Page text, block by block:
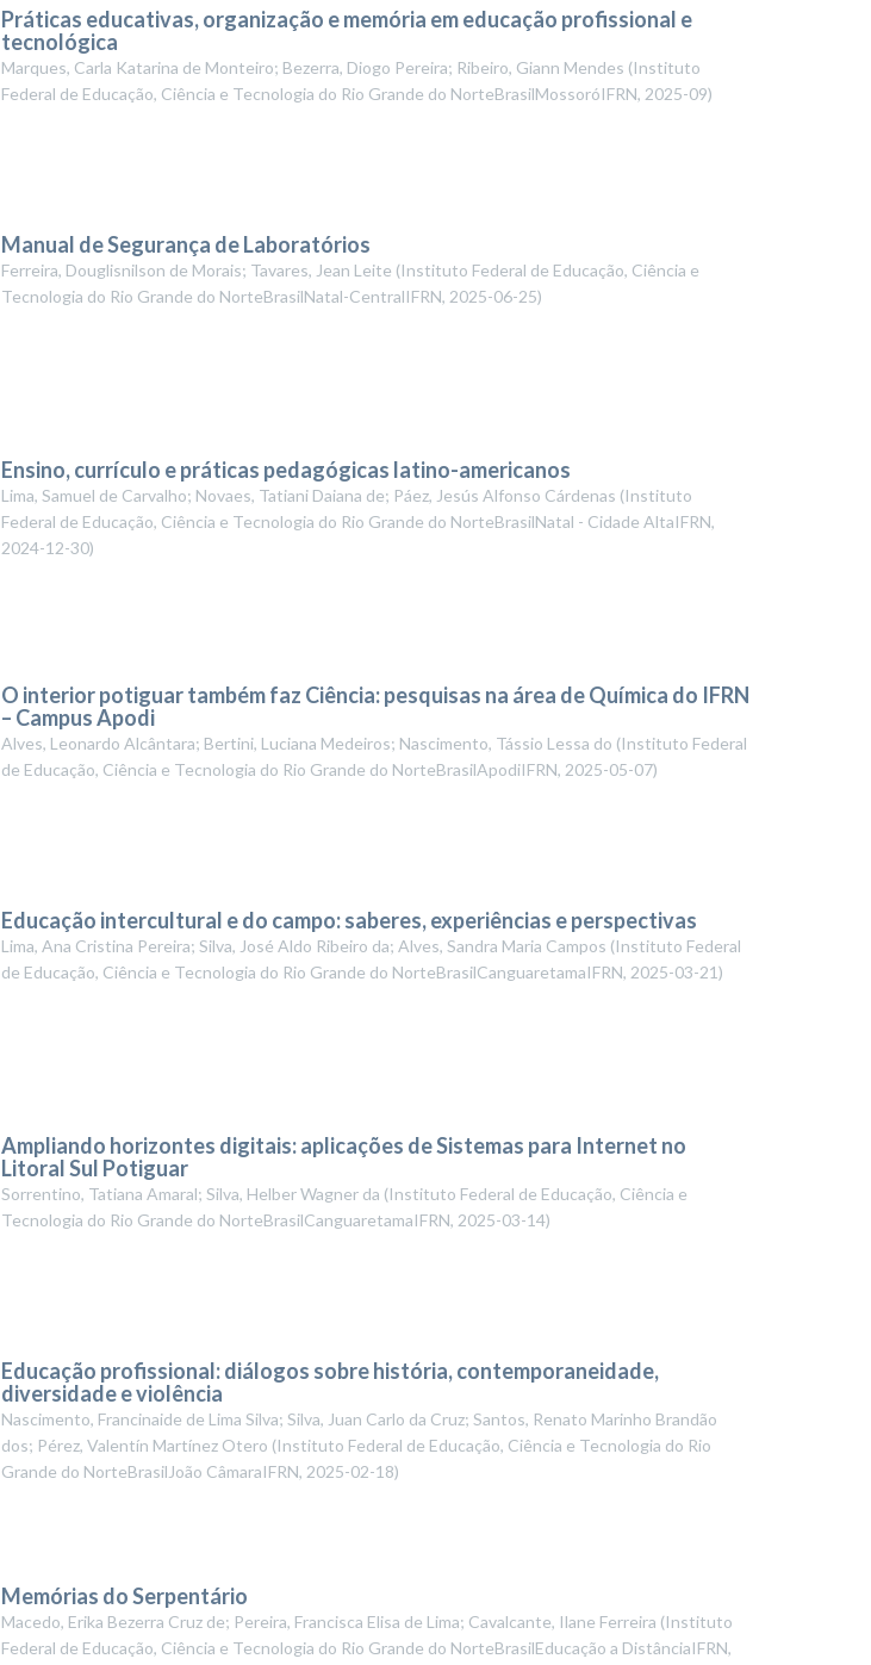
Práticas educativas, organização e memória em educação profissional e
tecnológica
Marques, Carla Katarina de Monteiro; Bezerra, Diogo Pereira; Ribeiro, Giann Mendes (Instituto
Federal de Educação, Ciência e Tecnologia do Rio Grande do NorteBrasilMossoróIFRN, 2025-09)
Manual de Segurança de Laboratórios
Ferreira, Douglisnilson de Morais; Tavares, Jean Leite (Instituto Federal de Educação, Ciência e
Tecnologia do Rio Grande do NorteBrasilNatal-CentralIFRN, 2025-06-25)
Ensino, currículo e práticas pedagógicas latino-americanos
Lima, Samuel de Carvalho; Novaes, Tatiani Daiana de; Páez, Jesús Alfonso Cárdenas (Instituto
Federal de Educação, Ciência e Tecnologia do Rio Grande do NorteBrasilNatal - Cidade AltaIFRN,
2024-12-30)
O interior potiguar também faz Ciência: pesquisas na área de Química do IFRN
– Campus Apodi
Alves, Leonardo Alcântara; Bertini, Luciana Medeiros; Nascimento, Tássio Lessa do (Instituto Federal
de Educação, Ciência e Tecnologia do Rio Grande do NorteBrasilApodiIFRN, 2025-05-07)
Educação intercultural e do campo: saberes, experiências e perspectivas
Lima, Ana Cristina Pereira; Silva, José Aldo Ribeiro da; Alves, Sandra Maria Campos (Instituto Federal
de Educação, Ciência e Tecnologia do Rio Grande do NorteBrasilCanguaretamaIFRN, 2025-03-21)
Ampliando horizontes digitais: aplicações de Sistemas para Internet no
Litoral Sul Potiguar
Sorrentino, Tatiana Amaral; Silva, Helber Wagner da (Instituto Federal de Educação, Ciência e
Tecnologia do Rio Grande do NorteBrasilCanguaretamaIFRN, 2025-03-14)
Educação profissional: diálogos sobre história, contemporaneidade,
diversidade e violência
Nascimento, Francinaide de Lima Silva; Silva, Juan Carlo da Cruz; Santos, Renato Marinho Brandão
dos; Pérez, Valentín Martínez Otero (Instituto Federal de Educação, Ciência e Tecnologia do Rio
Grande do NorteBrasilJoão CâmaraIFRN, 2025-02-18)
Memórias do Serpentário
Macedo, Erika Bezerra Cruz de; Pereira, Francisca Elisa de Lima; Cavalcante, Ilane Ferreira (Instituto
Federal de Educação, Ciência e Tecnologia do Rio Grande do NorteBrasilEducação a DistânciaIFRN,